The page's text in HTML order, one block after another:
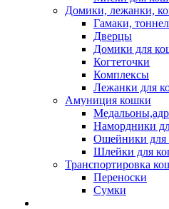
Домики, лежанки,
Гамаки,
Дверцы
Домики для
Когтеточки
Комплексы
Лежанки для
Амуниция кошки
Намордники
Ошейники для
Шлейки для
Транспортировка
Переноски
Сумки